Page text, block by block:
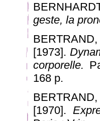
geste, la
[1973].
corporelle.
168 p.
[1970].